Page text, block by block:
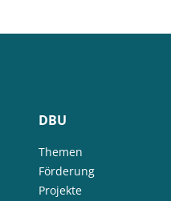
DBU
Themen
Förderung
Projekte